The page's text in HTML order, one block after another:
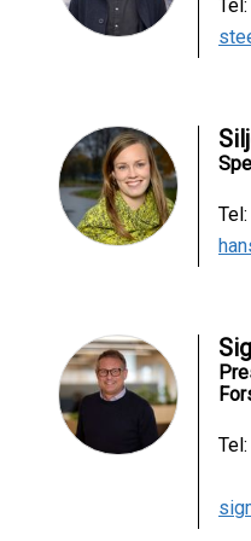
Tel:
Tel:
Tel: